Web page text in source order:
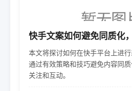
快手文案如何避免同质化
本文将探讨如何在快手平台上进行
通过有效策略和技巧避免内容同
关注和互动。